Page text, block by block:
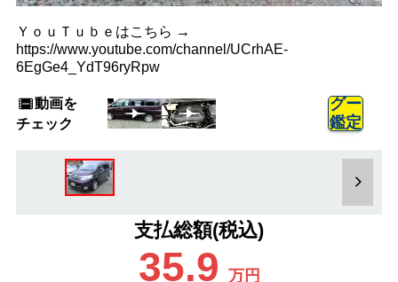
ＹｏｕＴｕｂｅはこちら →
https://www.youtube.com/channel/UCrhAE-
6EgGe4_YdT96ryRpw
動画を
チェック
グー
鑑定
支払総額(税込)
35.9 万円